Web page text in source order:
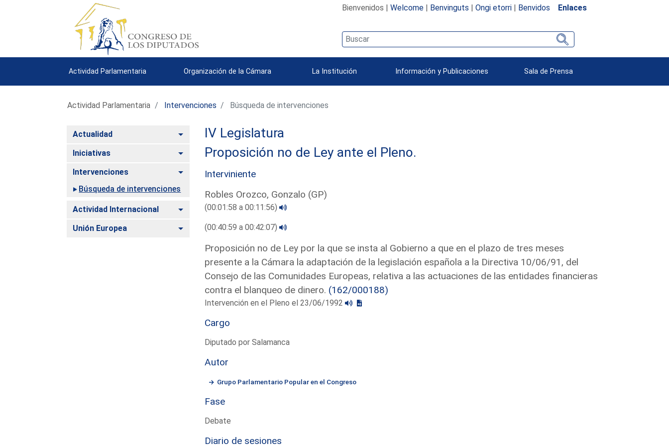
Bienvenidos | Welcome| Benvinguts | Ongi etorri| Benvidos Enlaces
Actividad Parlamentaria Organización de la Cámara La Institución Información y Publicaciones Sala de Prensa
Actividad Parlamentaria Intervenciones Búsqueda de intervenciones
Actualidad Alternar
Iniciativas Alternar
Intervenciones
Alternar
Búsqueda de intervenciones
Actividad Internacional Alternar
Unión Europea Alternar
IV Legislatura
Proposición no de Ley ante el Pleno.
Interviniente
Robles Orozco, Gonzalo (GP)
(00:01:58 a 00:11:56)
(00:40:59 a 00:42:07)
Proposición no de Ley por la que se insta al Gobierno a que en el plazo de tres meses
presente a la Cámara la adaptación de la legislación española a la Directiva 10/06/91, del
Consejo de las Comunidades Europeas, relativa a las actuaciones de las entidades financieras
contra el blanqueo de dinero. (162/000188)
Intervención en el Pleno el 23/06/1992
Cargo
Diputado por Salamanca
Autor
Grupo Parlamentario Popular en el Congreso
Fase
Debate
Diario de sesiones